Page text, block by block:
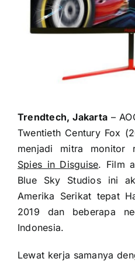
Trendtech, Jakarta –
Twentieth Century Fox
menjadi mitra monitor
Spies in Disguise. Film
Blue Sky Studios ini
Amerika Serikat tepat
2019 dan beberapa
Indonesia.
Lewat kerja samanya